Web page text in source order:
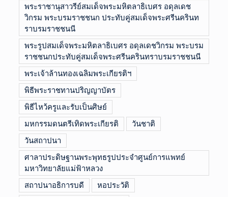
พระราชานุสาวรีย์สมเด็จพระมหิตลาธิเบศร อดุลเดช
วิกรม พระบรมราชชนก ประทับคู่สมเด็จพระศรีนครินท
ราบรมราชชนนี
พระรูปสมเด็จพระมหิตลาธิเบศร อดุลเดชวิกรม พระบรม
ราชชนกประทับคู่สมเด็จพระศรีนครินทราบรมราชชนนี
พระเจ้าล้านทองเฉลิมพระเกียรติฯ
พิธีพระราชทานปริญญาบัตร
พิธีไหว้ครูและรับเป็นศิษย์
มหกรรมดนตรีเทิดพระเกียรติ วันชาติ
วันสถาปนา
ศาลาประดิษฐานพระพุทธรูปประจำศูนย์การแพทย์
มหาวิทยาลัยแม่ฟ้าหลวง
สถาปนาอธิการบดี หอประวัติ